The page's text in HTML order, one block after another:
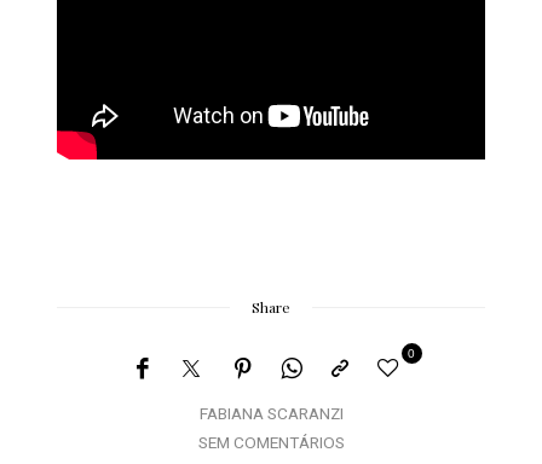
Share
FABIANA SCARANZI
0
SEM COMENTÁRIOS